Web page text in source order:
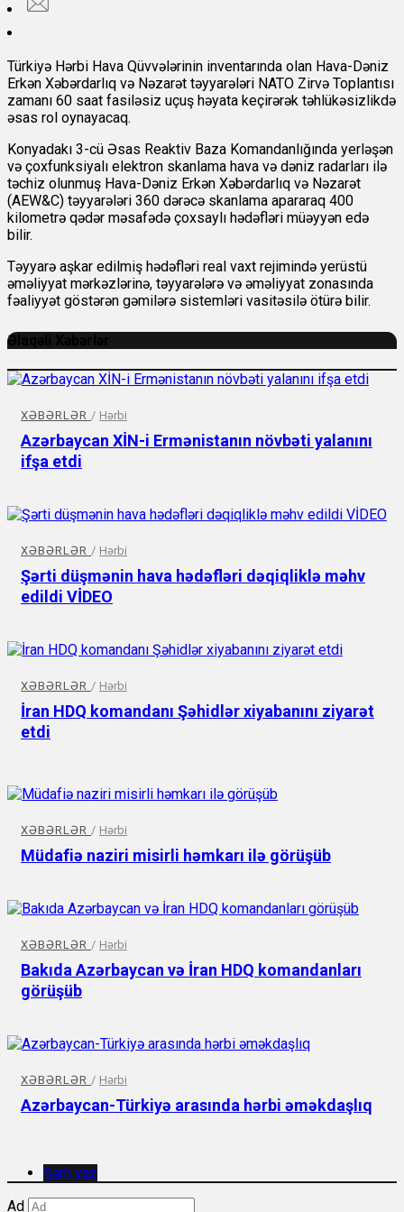
Türkiyə Hərbi Hava Qüvvələrinin inventarında olan Hava-Dəniz
Erkən Xəbərdarlıq və Nəzarət təyyarələri NATO Zirvə Toplantısı
zamanı 60 saat fasiləsiz uçuş həyata keçirərək təhlükəsizlikdə
əsas rol oynayacaq.
Konyadakı 3-cü Əsas Reaktiv Baza Komandanlığında yerləşən
və çoxfunksiyalı elektron skanlama hava və dəniz radarları ilə
təchiz olunmuş Hava-Dəniz Erkən Xəbərdarlıq və Nəzarət
(AEW&C) təyyarələri 360 dərəcə skanlama apararaq 400
kilometrə qədər məsafədə çoxsaylı hədəfləri müəyyən edə
bilir.
Təyyarə aşkar edilmiş hədəfləri real vaxt rejimində yerüstü
əməliyyat mərkəzlərinə, təyyarələrə və əməliyyat zonasında
fəaliyyət göstərən gəmilərə sistemləri vasitəsilə ötürə bilir.
Əlaqəli Xəbərlər
XƏBƏRLƏR / Hərbi
Azərbaycan XİN-i Ermənistanın növbəti yalanını
ifşa etdi
XƏBƏRLƏR / Hərbi
Şərti düşmənin hava hədəfləri dəqiqliklə məhv
edildi VİDEO
XƏBƏRLƏR / Hərbi
İran HDQ komandanı Şəhidlər xiyabanını ziyarət
etdi
XƏBƏRLƏR / Hərbi
Müdafiə naziri misirli həmkarı ilə görüşüb
XƏBƏRLƏR / Hərbi
Bakıda Azərbaycan və İran HDQ komandanları
görüşüb
XƏBƏRLƏR / Hərbi
Azərbaycan-Türkiyə arasında hərbi əməkdaşlıq
Şərh yaz
Ad